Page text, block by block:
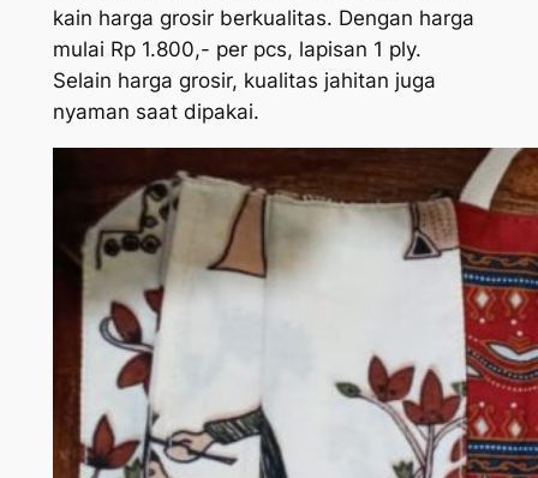
kain harga grosir berkualitas. Dengan harga
mulai Rp 1.800,- per pcs, lapisan 1 ply.
Selain harga grosir, kualitas jahitan juga
nyaman saat dipakai.